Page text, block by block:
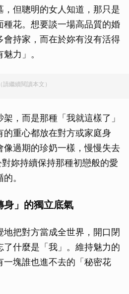
但聰明的女人知道，那只是
種花。想要談一場高品質的婚
會持家，而在於妳有沒有活得
力」。
請繼續閱讀本文）
，而是那種「我就這樣了」
的重心都放在對方或家庭身
像過期的珍奶一樣，慢慢失去
妳持續保持那種初戀般的愛
。
身」的獨立底氣
把對方當成全世界，開口閉
了什麼是「我」。維持魅力的
一塊誰也進不去的「秘密花